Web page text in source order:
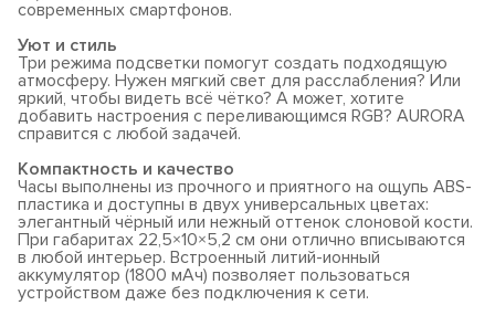
современных смартфонов.
Уют и стиль
Три режима подсветки помогут создать подходящую
атмосферу. Нужен мягкий свет для расслабления? Или
яркий, чтобы видеть всё чётко? А может, хотите
добавить настроения с переливающимся RGB? AURORA
справится с любой задачей.
Компактность и качество
Часы выполнены из прочного и приятного на ощупь ABS-
пластика и доступны в двух универсальных цветах:
элегантный чёрный или нежный оттенок слоновой кости.
При габаритах 22,5×10×5,2 см они отлично вписываются
в любой интерьер. Встроенный литий-ионный
аккумулятор (1800 мАч) позволяет пользоваться
устройством даже без подключения к сети.